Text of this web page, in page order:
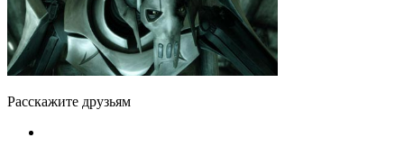
Расскажите друзьям